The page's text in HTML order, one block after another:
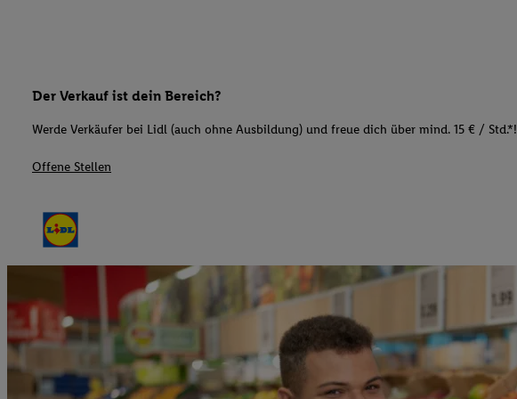
Der Verkauf ist dein Bereich?
Werde Verkäufer bei Lidl (auch ohne Ausbildung) und freue dich über mind. 15 € / Std.*!
Offene Stellen